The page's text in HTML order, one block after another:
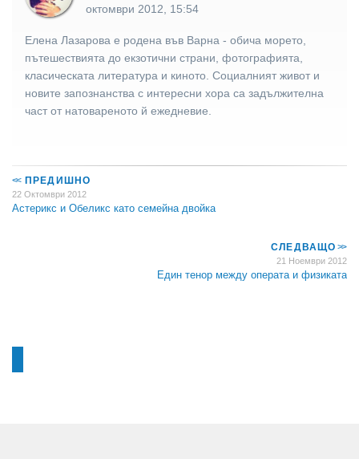
октомври 2012, 15:54
Елена Лазарова е родена във Варна - обича морето,
пътешествията до екзотични страни, фотографията,
класическата литература и киното. Социалният живот и
новите запознанства с интересни хора са задължителна
част от натовареното й ежедневие.
<<ПРЕДИШНО
22 Октомври 2012
Астерикс и Обеликс като семейна двойка
СЛЕДВАЩО>>
21 Ноември 2012
Един тенор между операта и физиката